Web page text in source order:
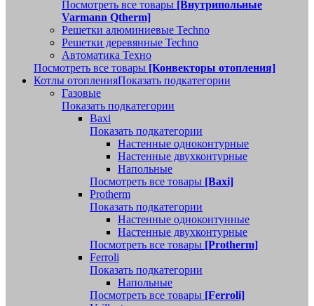
Посмотреть все товары [Внутрипольные
Varmann Qtherm]
Решетки алюминиевые Techno
Решетки деревянные Techno
Автоматика Техно
Посмотреть все товары [Конвекторы отопления]
Котлы отопленияПоказать подкатегории
Газовые
Показать подкатегории
Baxi
Показать подкатегории
Настенные одноконтурные
Настенные двухконтурные
Напольные
Посмотреть все товары [Baxi]
Protherm
Показать подкатегории
Настенные одноконтунные
Настенные двухконтурные
Посмотреть все товары [Protherm]
Ferroli
Показать подкатегории
Напольные
Посмотреть все товары [Ferroli]